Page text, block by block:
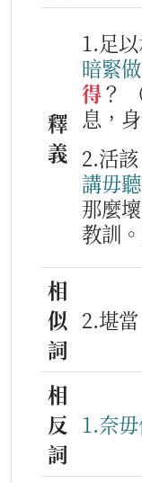
釋
義
1.足
暗緊
得？
息，
2.活該
講毋聽
那麼
教訓。
相
似
詞
2.堪當
相
反
詞
1.奈